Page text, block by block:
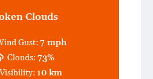
Clouds
Gust:7 mph
Clouds:73%
Visibility: 10 km